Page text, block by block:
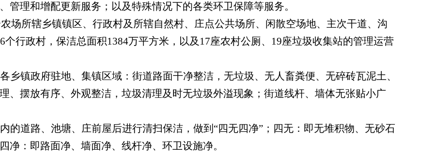
管理和增配更新服务；以及特殊情况下的各类环卫保障等服务。
场所辖乡镇镇区、行政村及所辖自然村、庄点公共场所、闲散空场地、主次干道、沟
个行政村，保洁总面积1384万平方米，以及 17座农村公厕、 19座垃圾收集站的管理运营
乡镇政府驻地、集镇区域：街道路面干净整洁，无垃圾、无人畜粪便、无碎砖瓦泥土、
、摆放有序、外观整洁，垃圾清理及时无垃圾外溢现象；街道线杆、墙体无张贴小广
的道路、池塘、庄前屋后进行清扫保洁，做到“四无四净”；四无：即无堆积物、无砂石
净：即路面净、墙面净、线杆净、环卫设施净。